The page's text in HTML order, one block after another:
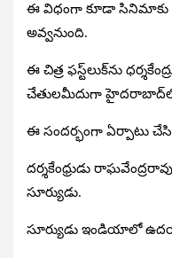
ఈ విధంగా కూడా సినిమాకు
అవ్వనుంది.
ఈ చిత్ర ఫస్ట్‌లుక్‌ను
చేతులమీదుగా హైదరాబాద్‌లో
ఈ సందర్భంగా ఏర్పాటు
దర్శకేంధ్రుడు
సూర్యుడు.
సూర్యుడు ఇండియాలో